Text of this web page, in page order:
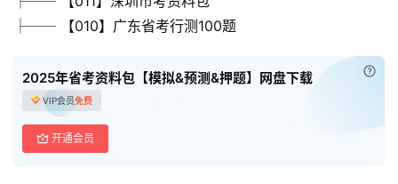
├── 【010】广东省考行测100题
2025年省考资料包【模拟&预测&押题】网盘下载
VIP会员免费
开通会员